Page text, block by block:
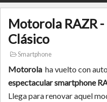
Motorola RAZR
Clásico
Smartphone
Motorola ha vuelto con
espectacular smartphone
Llega para renovar aquel